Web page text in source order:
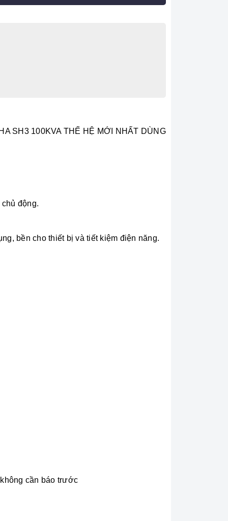
SH3 100KVA THẾ HỆ MỚI NHẤT DÙNG
động.
bền cho thiết bị và tiết kiệm điện năng.
cần báo trước